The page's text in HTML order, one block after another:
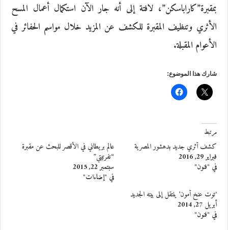
بمقبرة”كاراباسكن”، لافتة إلى أنه جار الآن استكمال أعمال المسح
الأثري وتنظيف المقبرة للكشف عن المزيد خلال مواسم الحفائر في
الأعوام المقبلة.
شارك هذا الموضوع:
مرتبط
كشف أثري جديد بدهشور المصرية
فبراير 29, 2016
في "فنون"
عالم بريطاني في الأقصر للبحث عن مقبرة
“نفرتيتي”
سبتمبر 22, 2015
في "إضاءات"
‘توت عنخ أمون’ ينتقل إلى بيته الجديد
أبريل 27, 2014
في "فنون"